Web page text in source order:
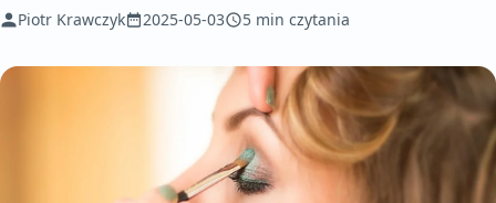
Piotr Krawczyk 2025-05-03 5 min czytania